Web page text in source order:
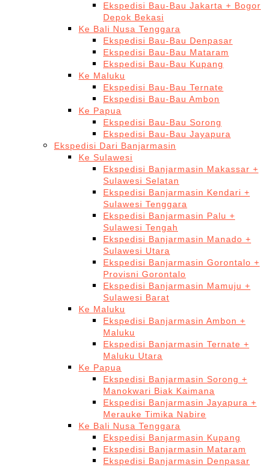
Ekspedisi Bau-Bau Jakarta + Bogor
Depok Bekasi
Ke Bali Nusa Tenggara
Ekspedisi Bau-Bau Denpasar
Ekspedisi Bau-Bau Mataram
Ekspedisi Bau-Bau Kupang
Ke Maluku
Ekspedisi Bau-Bau Ternate
Ekspedisi Bau-Bau Ambon
Ke Papua
Ekspedisi Bau-Bau Sorong
Ekspedisi Bau-Bau Jayapura
Ekspedisi Dari Banjarmasin
Ke Sulawesi
Ekspedisi Banjarmasin Makassar +
Sulawesi Selatan
Ekspedisi Banjarmasin Kendari +
Sulawesi Tenggara
Ekspedisi Banjarmasin Palu +
Sulawesi Tengah
Ekspedisi Banjarmasin Manado +
Sulawesi Utara
Ekspedisi Banjarmasin Gorontalo +
Provisni Gorontalo
Ekspedisi Banjarmasin Mamuju +
Sulawesi Barat
Ke Maluku
Ekspedisi Banjarmasin Ambon +
Maluku
Ekspedisi Banjarmasin Ternate +
Maluku Utara
Ke Papua
Ekspedisi Banjarmasin Sorong +
Manokwari Biak Kaimana
Ekspedisi Banjarmasin Jayapura +
Merauke Timika Nabire
Ke Bali Nusa Tenggara
Ekspedisi Banjarmasin Kupang
Ekspedisi Banjarmasin Mataram
Ekspedisi Banjarmasin Denpasar